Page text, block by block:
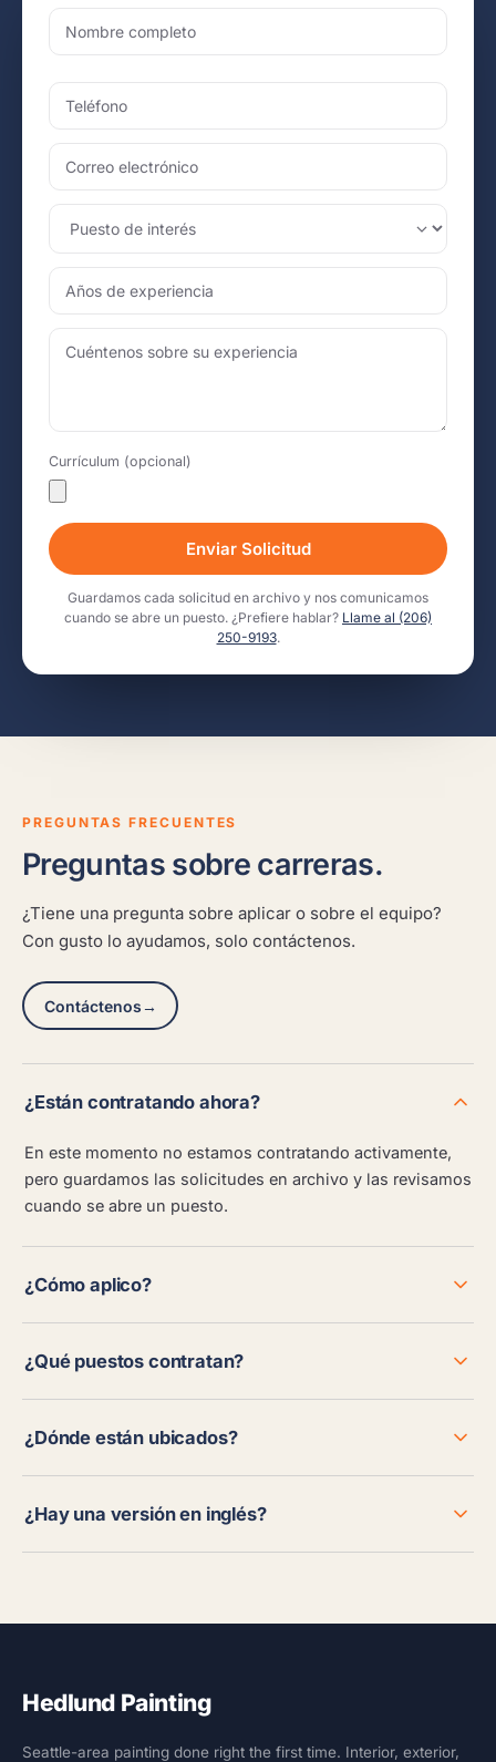
Currículum (opcional)
Enviar Solicitud
Guardamos cada solicitud en archivo y nos comunicamos
cuando se abre un puesto. ¿Prefiere hablar? Llame al (206)
250-9193.
PREGUNTAS FRECUENTES
Preguntas sobre carreras.
¿Tiene una pregunta sobre aplicar o sobre el equipo?
Con gusto lo ayudamos, solo contáctenos.
Contáctenos→
¿Están contratando ahora?
En este momento no estamos contratando activamente,
pero guardamos las solicitudes en archivo y las revisamos
cuando se abre un puesto.
¿Cómo aplico?
¿Qué puestos contratan?
¿Dónde están ubicados?
¿Hay una versión en inglés?
Hedlund Painting
Seattle-area painting done right the first time. Interior, exterior,